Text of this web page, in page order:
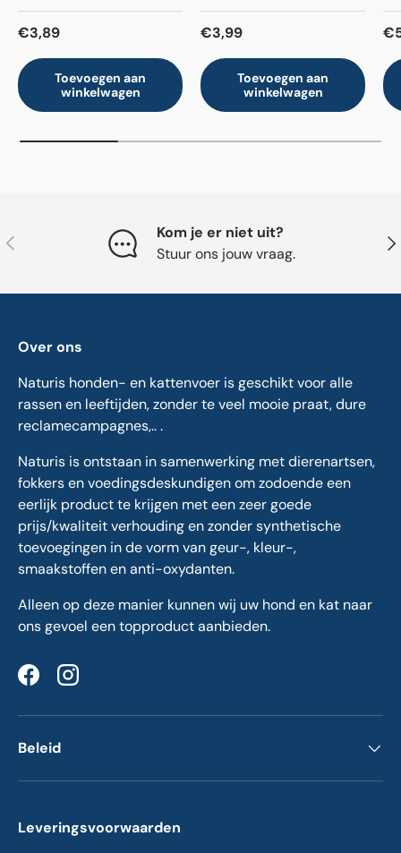
Reguliere prijs
€3,89
Toevoegen aan
winkelwagen
Reguliere prijs
€3,99
Toevoegen aan
winkelwagen
Vorige
Kom je er niet uit?
Stuur ons jouw vraag.
Over ons
Naturis honden- en kattenvoer is geschikt voor alle
rassen en leeftijden, zonder te veel mooie praat, dure
reclamecampagnes,.. .
Naturis is ontstaan in samenwerking met dierenartsen,
fokkers en voedingsdeskundigen om zodoende een
eerlijk product te krijgen met een zeer goede
prijs/kwaliteit verhouding en zonder synthetische
toevoegingen in de vorm van geur-, kleur-,
smaakstoffen en anti-oxydanten.
Alleen op deze manier kunnen wij uw hond en kat naar
ons gevoel een topproduct aanbieden.
FacebookInstagram
Beleid
Leveringsvoorwaarden